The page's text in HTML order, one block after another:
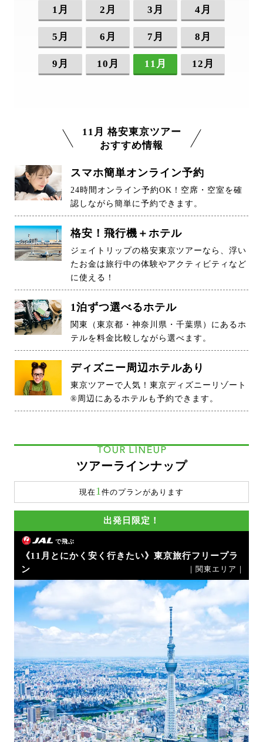
1月 2月 3月 4月
5月 6月 7月 8月
9月 10月 11月 12月
11月 格安東京ツアー
おすすめ情報
スマホ簡単オンライン予約
24時間オンライン予約OK！空席・空室を確
認しながら簡単に予約できます。
格安！飛行機＋ホテル
ジェイトリップの格安東京ツアーなら、浮い
たお金は旅行中の体験やアクティビティなど
に使える！
1泊ずつ選べるホテル
関東（東京都・神奈川県・千葉県）にあるホ
テルを料金比較しながら選べます。
ディズニー周辺ホテルあり
東京ツアーで人気！東京ディズニーリゾート
®周辺にあるホテルも予約できます。
TOUR LINEUP
ツアーラインナップ
現在1件のプランがあります
出発日限定！
で飛ぶ
《11月とにかく安く行きたい》東京旅行フリープラ
ン
｜関東エリア｜